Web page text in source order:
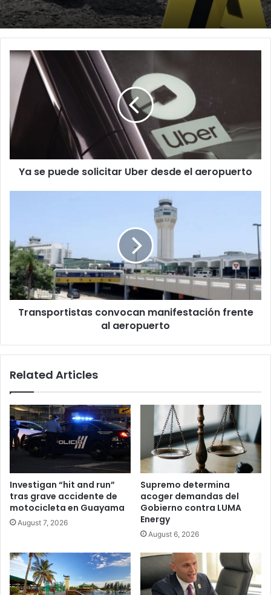
Ya
puede
solicitar
Uber
desde
el
Ya se puede solicitar Uber desde el aeropuerto
frente
al
aeropuerto
Transportistas convocan manifestación frente
al aeropuerto
Related Articles
Investigan “hit and run”
tras grave accidente de
motocicleta en Guayama
August 7, 2026
Supremo determina
acoger demandas del
Gobierno contra LUMA
Energy
August 6, 2026